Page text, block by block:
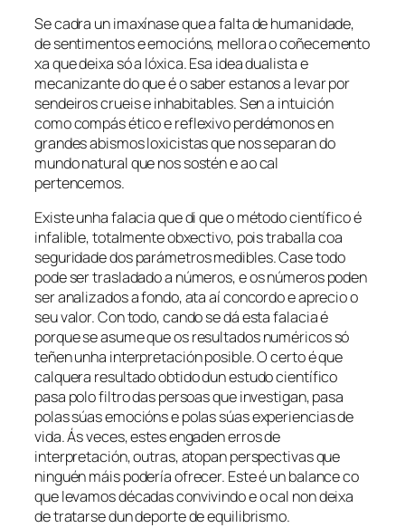
Se cadra un imaxínase que a falta de humanidade,
de sentimentos e emocións, mellora o coñecemento
xa que deixa só a lóxica. Esa idea dualista e
mecanizante do que é o saber estanos a levar por
sendeiros crueis e inhabitables. Sen a intuición
como compás ético e reflexivo perdémonos en
grandes abismos loxicistas que nos separan do
mundo natural que nos sostén e ao cal
pertencemos.
Existe unha falacia que di que o método científico é
infalible, totalmente obxectivo, pois traballa coa
seguridade dos parámetros medibles. Case todo
pode ser trasladado a números, e os números poden
ser analizados a fondo, ata aí concordo e aprecio o
seu valor. Con todo, cando se dá esta falacia é
porque se asume que os resultados numéricos só
teñen unha interpretación posible. O certo é que
calquera resultado obtido dun estudo científico
pasa polo filtro das persoas que investigan, pasa
polas súas emocións e polas súas experiencias de
vida. Ás veces, estes engaden erros de
interpretación, outras, atopan perspectivas que
ninguén máis podería ofrecer. Este é un balance co
que levamos décadas convivindo e o cal non deixa
de tratarse dun deporte de equilibrismo.